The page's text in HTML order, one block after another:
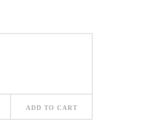
ADD TO CART